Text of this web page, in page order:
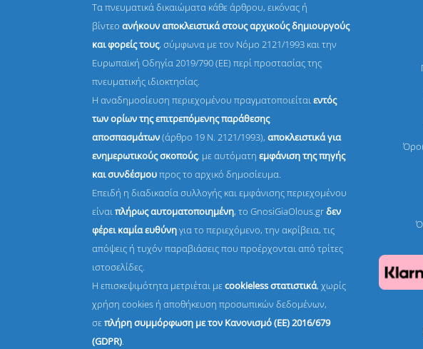
Τα πνευματικά δικαιώματα κάθε άρθρου, εικόνας ή
βίντεοανήκουν αποκλειστικά στους αρχικούς δημιουργούς
και φορείς τους, σύμφωνα με τον Νόμο 2121/1993 και την
Ευρωπαϊκή Οδηγία 2019/790 (ΕΕ) περί προστασίας της
πνευματικής ιδιοκτησίας.
Η αναδημοσίευση περιεχομένου πραγματοποιείταιεντός
των ορίων της επιτρεπόμενης παράθεσης
αποσπασμάτων(άρθρο 19 Ν. 2121/1993), αποκλειστικά για
ενημερωτικούς σκοπούς, με αυτόματηεμφάνιση της πηγής
και συνδέσμουπρος το αρχικό δημοσίευμα.
Επειδή η διαδικασία συλλογής και εμφάνισης περιεχομένου
είναιπλήρως αυτοματοποιημένη, το GnosiGiaOlous.grδεν
φέρει καμία ευθύνηγια το περιεχόμενο, την ακρίβεια, τις
απόψεις ή τυχόν παραβιάσεις που προέρχονται από τρίτες
ιστοσελίδες.
Η επισκεψιμότητα μετριέται μεcookieless στατιστικά, χωρίς
χρήση cookies ή αποθήκευση προσωπικών δεδομένων,
σεπλήρη συμμόρφωση με τον Κανονισμό (ΕΕ) 2016/679
(GDPR).